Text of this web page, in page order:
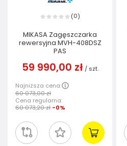
(0)
MIKASA Zagęszczarka
rewersyjna MVH-408DSZ
PAS
59 990,00 zł / szt.
Najniższa cena:
60 073,00 zł
Cena regularna:
60 073,20 zł -0%